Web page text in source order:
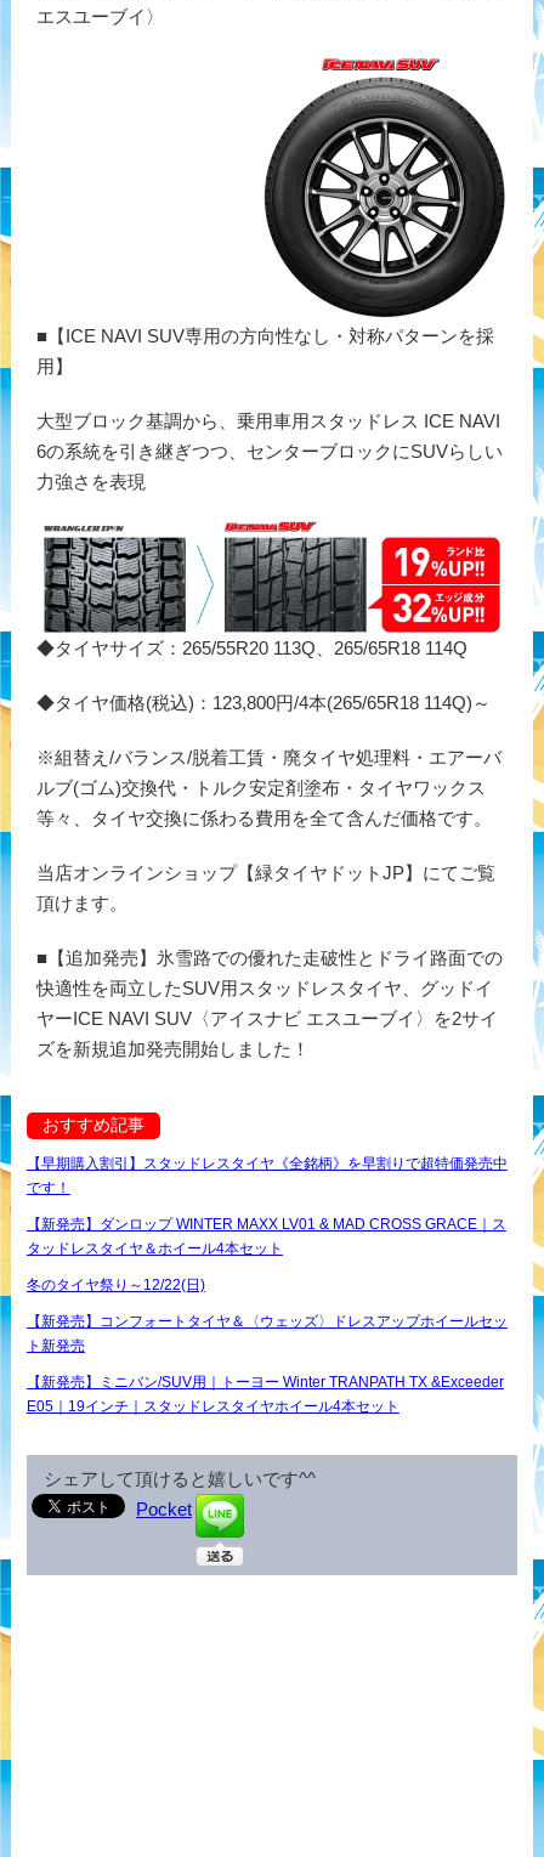
エスユーブイ〉
■【ICE NAVI SUV専用の方向性なし・対称パターンを採
用】
大型ブロック基調から、乗用車用スタッドレス ICE NAVI
6の系統を引き継ぎつつ、センターブロックにSUVらしい
力強さを表現
◆タイヤサイズ：265/55R20 113Q、265/65R18 114Q
◆タイヤ価格(税込)：123,800円/4本(265/65R18 114Q)～
※組替え/バランス/脱着工賃・廃タイヤ処理料・エアーバ
ルブ(ゴム)交換代・トルク安定剤塗布・タイヤワックス
等々、タイヤ交換に係わる費用を全て含んだ価格です。
当店オンラインショップ【緑タイヤドットJP】にてご覧
頂けます。
■【追加発売】氷雪路での優れた走破性とドライ路面での
快適性を両立したSUV用スタッドレスタイヤ、グッドイ
ヤーICE NAVI SUV〈アイスナビ エスユーブイ〉を2サイ
ズを新規追加発売開始しました！
おすすめ記事
【早期購入割引】スタッドレスタイヤ《全銘柄》を早割りで超特価発売中
です！
【新発売】ダンロップ WINTER MAXX LV01 & MAD CROSS GRACE｜ス
タッドレスタイヤ＆ホイール4本セット
冬のタイヤ祭り～12/22(日)
【新発売】コンフォートタイヤ＆〈ウェッズ〉ドレスアップホイールセッ
ト新発売
【新発売】ミニバン/SUV用｜トーヨー Winter TRANPATH TX &Exceeder
E05｜19インチ｜スタッドレスタイヤホイール4本セット
シェアして頂けると嬉しいです^^
Pocket